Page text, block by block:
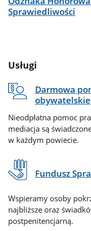
Sprawiedliwości
Usługi
Darmowa
obywatelskie
Nieodpłatna pomoc
mediacja są
w każdym powiecie.
Fundusz
Wspieramy osoby
najbliższe oraz
postpenitencjarną.